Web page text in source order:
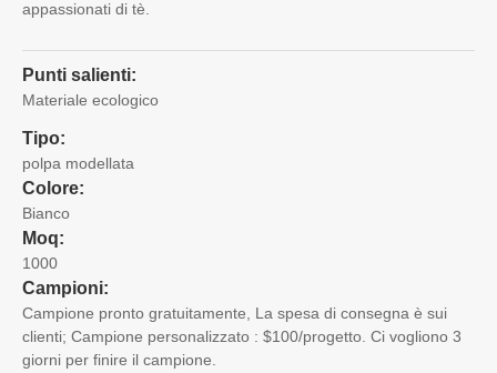
appassionati di tè.
Punti salienti:
Materiale ecologico
Tipo:
polpa modellata
Colore:
Bianco
Moq:
1000
Campioni:
Campione pronto gratuitamente, La spesa di consegna è sui
clienti; Campione personalizzato : $100/progetto. Ci vogliono 3
giorni per finire il campione.